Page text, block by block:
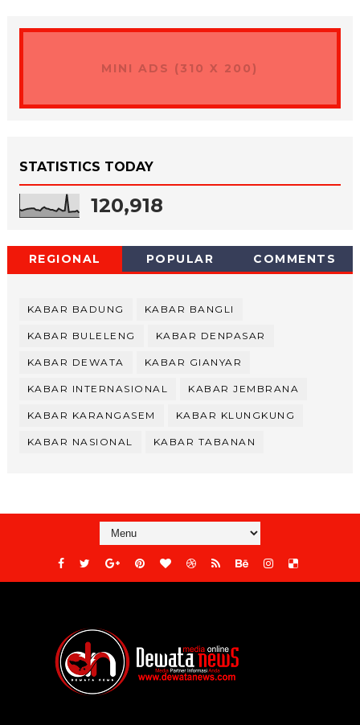
MINI ADS (310 X 200)
STATISTICS TODAY
120,918
REGIONAL POPULAR COMMENTS
KABAR BADUNG KABAR BANGLI
KABAR BULELENG KABAR DENPASAR
KABAR DEWATA KABAR GIANYAR
KABAR INTERNASIONAL KABAR JEMBRANA
KABAR KARANGASEM KABAR KLUNGKUNG
KABAR NASIONAL KABAR TABANAN